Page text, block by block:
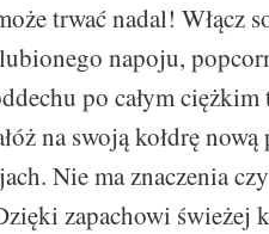
trwać nadal!
napoju,
po całym
na swoją kołdrę
Nie ma znaczenia
zapachowi świeżej